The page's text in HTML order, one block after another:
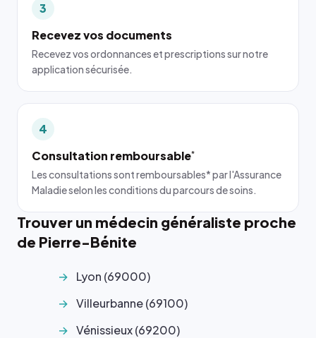
3
Recevez vos documents
Recevez vos ordonnances et prescriptions sur notre
application sécurisée.
4
Consultation remboursable*
Les consultations sont remboursables* par l'Assurance
Maladie selon les conditions du parcours de soins.
Trouver un médecin généraliste proche
de Pierre-Bénite
Lyon (69000)
Villeurbanne (69100)
Vénissieux (69200)